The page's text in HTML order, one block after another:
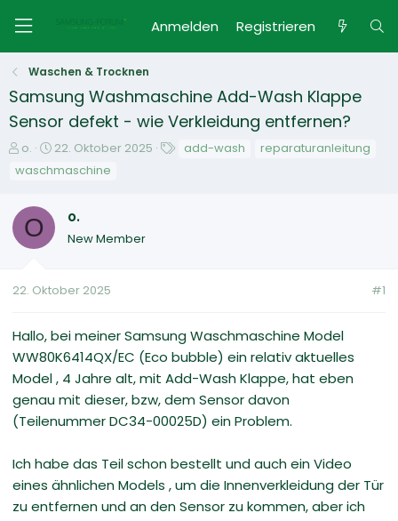
Anmelden Registrieren
Waschen & Trocknen
Samsung Washmaschine Add-Wash Klappe
Sensor defekt - wie Verkleidung entfernen?
E
e
r
o.
E
e
l
a
22. Oktober 2025 add-wash
reparaturanleitung
waschmaschine
O o.
New Member
22. Oktober 2025 #1
Hallo, bei meiner Samsung Waschmaschine Model
WW80K6414QX/EC (Eco bubble) ein relativ aktuelles
Model , 4 Jahre alt, mit Add-Wash Klappe, hat eben
genau mit dieser, bzw, dem Sensor davon
(Teilenummer DC34-00025D) ein Problem.
Ich habe das Teil schon bestellt und auch ein Video
eines ähnlichen Models , um die Innenverkleidung der Tür
zu entfernen und an den Sensor zu kommen, aber ich